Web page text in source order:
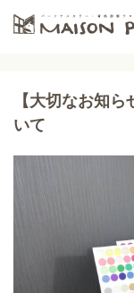
【大切なお知
いて